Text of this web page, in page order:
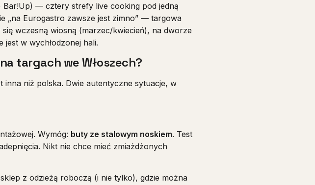
Bar!Up) — cztery strefy live cooking pod jedną
„na Eurogastro zawsze jest zimno” — targowa
wczesną wiosną (marzec/kwiecień), na dworze
jest w wychłodzonej hali.
targach we Włoszech?
niż polska. Dwie autentyczne sytuacje, w
Wymóg: buty ze stalowym noskiem. Test
Nikt nie chce mieć zmiażdżonych
z odzieżą roboczą (i nie tylko), gdzie można